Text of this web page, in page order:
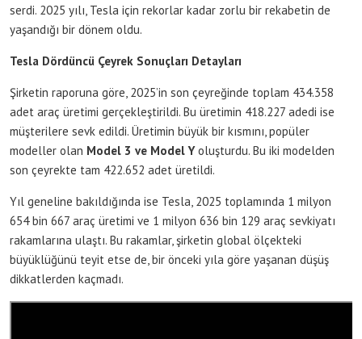
serdi. 2025 yılı, Tesla için rekorlar kadar zorlu bir rekabetin de
yaşandığı bir dönem oldu.
Tesla Dördüncü Çeyrek Sonuçları Detayları
Şirketin raporuna göre, 2025’in son çeyreğinde toplam 434.358
adet araç üretimi gerçekleştirildi. Bu üretimin 418.227 adedi ise
müşterilere sevk edildi. Üretimin büyük bir kısmını, popüler
modeller olan Model 3 ve Model Yoluşturdu. Bu iki modelden
son çeyrekte tam 422.652 adet üretildi.
Yıl geneline bakıldığında ise Tesla, 2025 toplamında 1 milyon
654 bin 667 araç üretimi ve 1 milyon 636 bin 129 araç sevkiyatı
rakamlarına ulaştı. Bu rakamlar, şirketin global ölçekteki
büyüklüğünü teyit etse de, bir önceki yıla göre yaşanan düşüş
dikkatlerden kaçmadı.